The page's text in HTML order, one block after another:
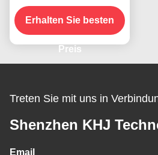
Führer-Ausrichtung
entwarf
Erhalten Sie besten
Preis
Treten Sie mit uns in
Shenzhen KHJ
Email